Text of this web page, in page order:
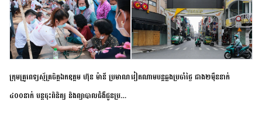
សិក្សានាពេលខាងមុខ
នៃភាពស្អិតរមួត និង
ការប្តេជ្ញាចិត្ត
ពិគ្រោះជំងឺទូទៅ និងផ្តល់
ថ្នាំពេទ្យជូនប្រជាពលរដ្ឋ
រស់នៅសង្កាត់បឹងកុក
ក្រុមគ្រូពេទ្យស្ម័គ្រចិត្តឯកឧត្តម ហ៊ុន ម៉ានី ប្រមាណ
៤០០នាក់ បន្តចុះពិនិត្យ និងព្យាបាលជំងឺជូនប្រជា
វៀតណាម​បន្ត​ឆ្លង​ប្រចាំថ្ងៃ​ ​ជាង​២​ម៉ឺន​នាក់​